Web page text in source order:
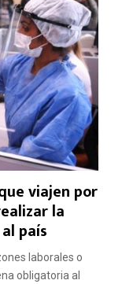
viajen por
la
país
laborales o
obligatoria al